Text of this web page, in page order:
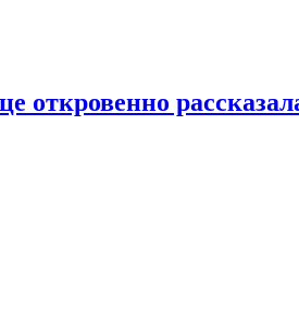
откровенно